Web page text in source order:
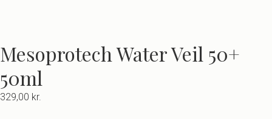
Mesoprotech Water Veil 50+
50ml
329,00 kr.